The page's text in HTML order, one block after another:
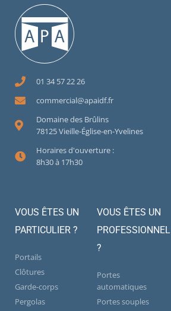
01 34 57 22 26
commercial@apaidf.fr
Domaine des Brûlins
78125 Vieille-Église-en-Yvelines
Horaires d'ouverture :
8h30 à 17h30
VOUS ÊTES UN
PARTICULIER ?
Portails
Clôtures
Garde-corps
Pergolas
VOUS ÊTES UN
PROFESSIONNEL
?
Portes
automatiques
Portes souples